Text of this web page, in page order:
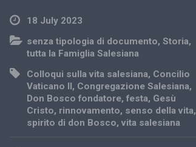
18 July 2023
senza tipologia di documento,Storia,
tutta la Famiglia Salesiana
Colloqui sulla vita salesiana, Concilio
Vaticano II, Congregazione Salesiana,
Don Bosco fondatore,festa, Gesù
Cristo, rinnovamento, senso della vita,
spirito di don Bosco,vita salesiana